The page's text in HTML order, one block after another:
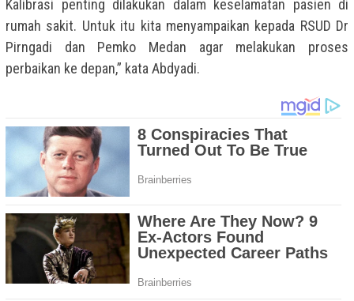
Kalibrasi penting dilakukan dalam keselamatan pasien di
rumah sakit. Untuk itu kita menyampaikan kepada RSUD Dr
Pirngadi dan Pemko Medan agar melakukan proses
perbaikan ke depan,” kata Abdyadi.